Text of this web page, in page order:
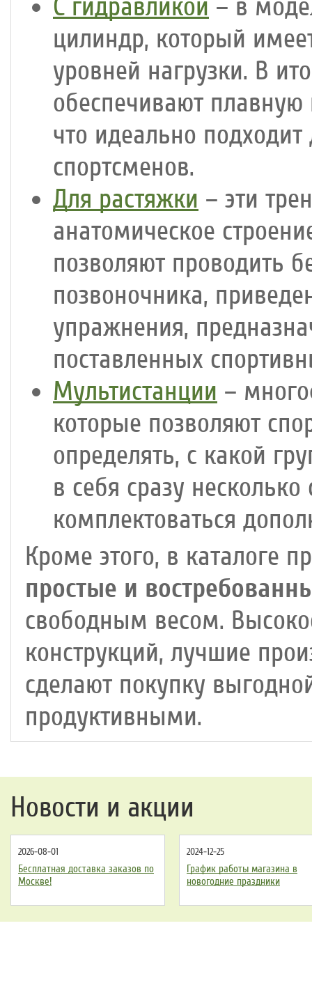
С гидравликой – в
цилиндр, который
уровней нагрузки. В
обеспечивают
что идеально
спортсменов.
Для растяжки – эти
анатомическое
позволяют проводить
позвоночника,
упражнения,
поставленных
Мультистанции –
которые позволяют
определять, с какой
в себя сразу
комплектоваться
Кроме этого, в каталоге
простые и
свободным весом.
конструкций, лучшие
сделают покупку
продуктивными.
Новости и акции
2026-08-01
Бесплатная доставка заказов по
Москве!
2024-12-25
График работы магазина в
новогодние праздники